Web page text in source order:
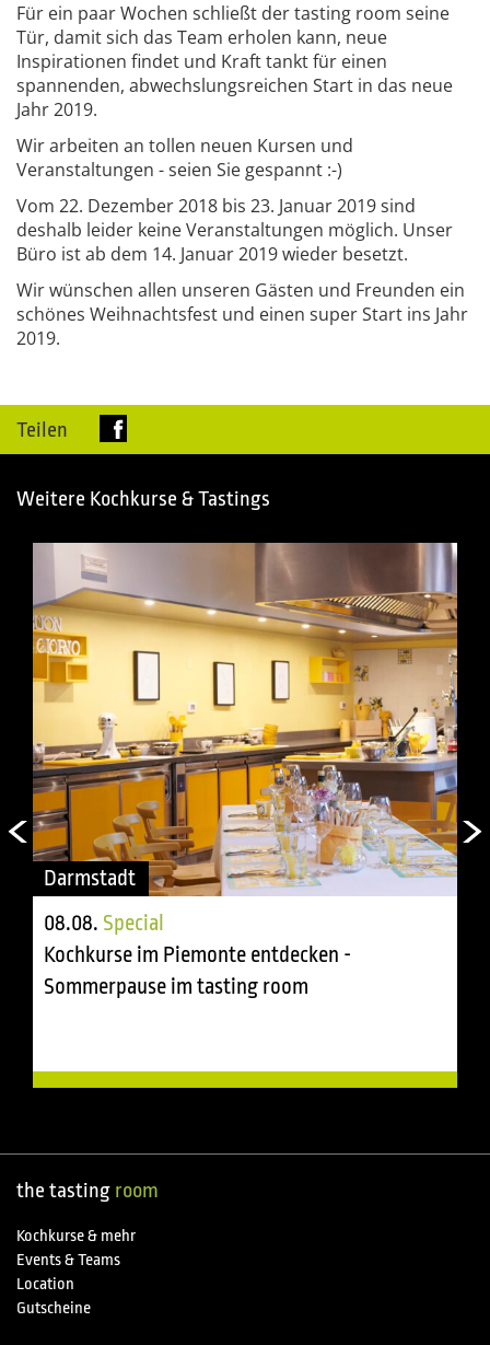
Für ein paar Wochen schließt der tasting room seine
Tür, damit sich das Team erholen kann, neue
Inspirationen findet und Kraft tankt für einen
spannenden, abwechslungsreichen Start in das neue
Jahr 2019.
Wir arbeiten an tollen neuen Kursen und
Veranstaltungen - seien Sie gespannt :-)
Vom 22. Dezember 2018 bis 23. Januar 2019 sind
deshalb leider keine Veranstaltungen möglich. Unser
Büro ist ab dem 14. Januar 2019 wieder besetzt.
Wir wünschen allen unseren Gästen und Freunden ein
schönes Weihnachtsfest und einen super Start ins Jahr
2019.
Teilen
Weitere Kochkurse & Tastings
Darmstadt
08.08. Special
Kochkurse im Piemonte entdecken -
Sommerpause im tasting room
the tasting room
Kochkurse & mehr
Events & Teams
Location
Gutscheine